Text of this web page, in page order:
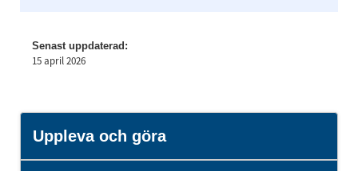
Senast uppdaterad:
15 april 2026
Uppleva och göra